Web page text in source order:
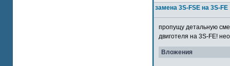
замена 3S-FSE на 3S-FE
пропущу детальную
двиготеля на 3S-FE!
Вложения